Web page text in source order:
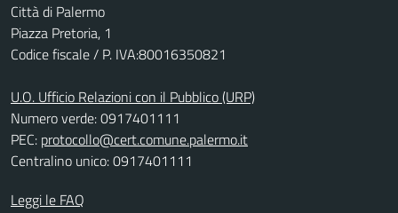
Città di Palermo
Piazza Pretoria, 1
Codice fiscale / P. IVA:80016350821
U.O. Ufficio Relazioni con il Pubblico (URP)
Numero verde: 0917401111
PEC: protocollo@cert.comune.palermo.it
Centralino unico: 0917401111
Leggi le FAQ